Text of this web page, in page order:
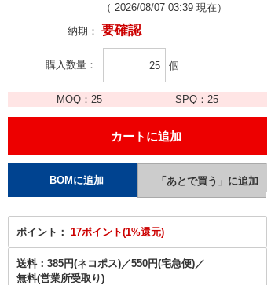
（ 2026/08/07 03:39 現在）
納期： 要確認
購入数量 個
MOQ： 25 SPQ：25
ポイント： 17ポイント(1%還元)
送料： 385円(ネコポス)／550円(宅急便)／
無料(営業所受取り)